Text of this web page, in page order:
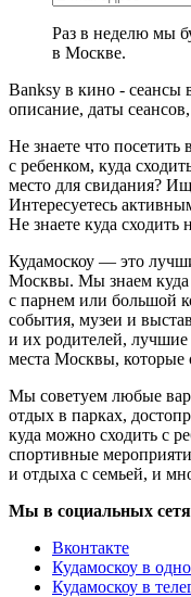
Раз в неделю мы
в Москве.
Banksy в кино - сеансы
описание, даты
Не знаете что
с ребенком, куда
место для свидания?
Интересуетесь
Не знаете куда
Кудамоскоу — это
Москвы. Мы знаем куда
с парнем или большой
события, музеи и
и их родителей, лучшие
места Москвы, которые
Мы советуем любые
отдых в парках,
куда можно сходить с
спортивные
и отдыха с семьей, и
Мы в социальных
Вконтакте
Кудамоскоу в
Кудамоскоу в